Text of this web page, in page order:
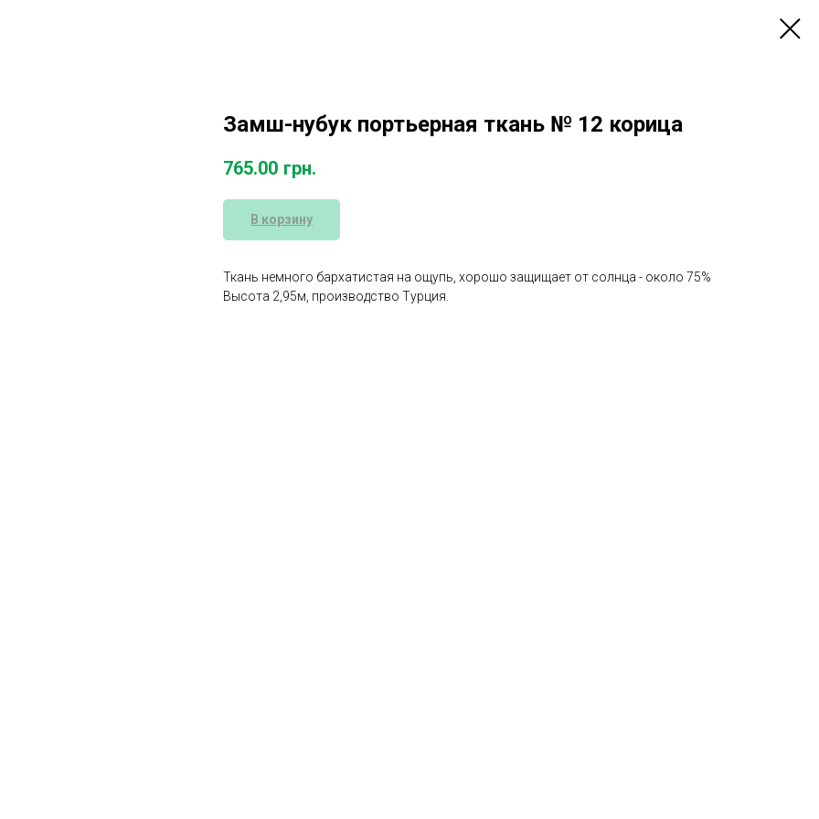
Замш-нубук портьерная ткань № 12 корица
765.00 грн.
В корзину
Ткань немного бархатистая на ощупь, хорошо защищает от солнца - около 75%
Высота 2,95м, производство Турция.